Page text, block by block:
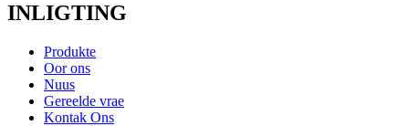
INLIGTING
Produkte
Oor ons
Nuus
Gereelde vrae
Kontak Ons